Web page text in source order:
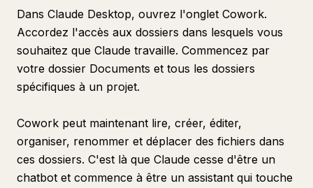
Dans Claude Desktop, ouvrez l'onglet Cowork.
Accordez l'accès aux dossiers dans lesquels vous
souhaitez que Claude travaille. Commencez par
votre dossier Documents et tous les dossiers
spécifiques à un projet.
Cowork peut maintenant lire, créer, éditer,
organiser, renommer et déplacer des fichiers dans
ces dossiers. C'est là que Claude cesse d'être un
chatbot et commence à être un assistant qui touche